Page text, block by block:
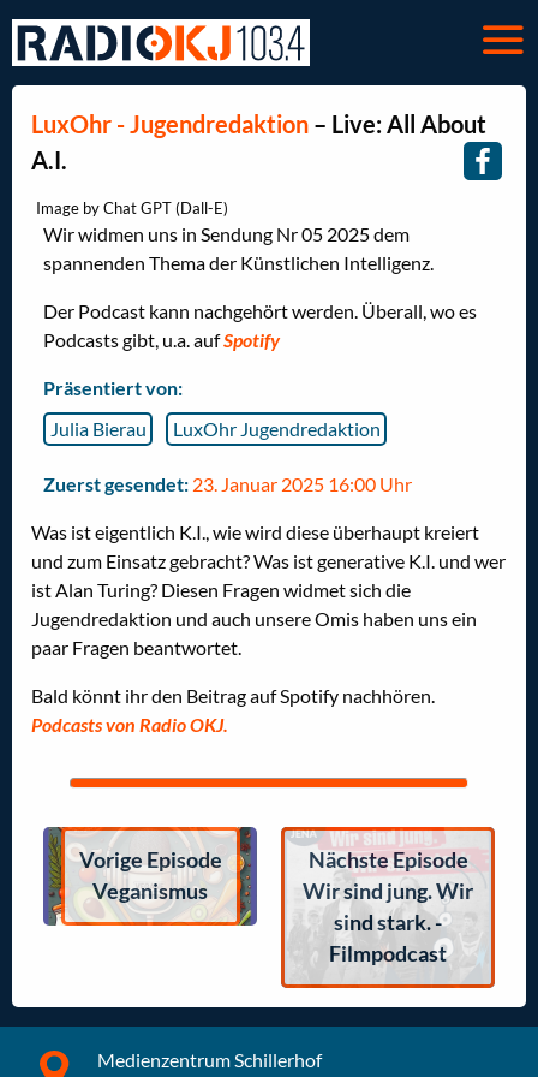
LuxOhr - Jugendredaktion – Live: All About
A.I.
Image by Chat GPT (Dall-E)
Wir widmen uns in Sendung Nr 05 2025 dem
spannenden Thema der Künstlichen Intelligenz.
Der Podcast kann nachgehört werden. Überall, wo es
Podcasts gibt, u.a. aufSpotify
Präsentiert von:
Julia Bierau
LuxOhr Jugendredaktion
Zuerst gesendet: 23. Januar 2025 16:00 Uhr
Was ist eigentlich K.I., wie wird diese überhaupt kreiert
und zum Einsatz gebracht? Was ist generative K.I. und wer
ist Alan Turing? Diesen Fragen widmet sich die
Jugendredaktion und auch unsere Omis haben uns ein
paar Fragen beantwortet.
Bald könnt ihr den Beitrag auf Spotify nachhören.
Podcasts von Radio OKJ.
Vorige Episode
Veganismus
Nächste Episode
Wir sind jung. Wir
sind stark. -
Filmpodcast
Medienzentrum Schillerhof